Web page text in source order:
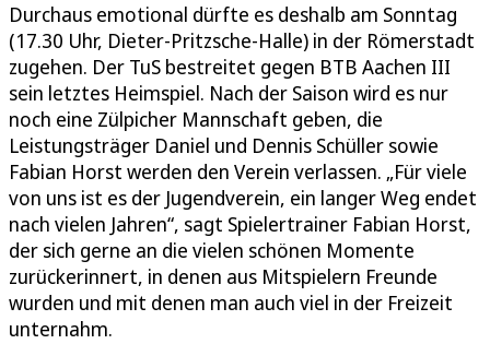
Durchaus emotional dürfte es deshalb am Sonntag
(17.30 Uhr, Dieter-Pritzsche-Halle) in der Römerstadt
zugehen. Der TuS bestreitet gegen BTB Aachen III
sein letztes Heimspiel. Nach der Saison wird es nur
noch eine Zülpicher Mannschaft geben, die
Leistungsträger Daniel und Dennis Schüller sowie
Fabian Horst werden den Verein verlassen. „Für viele
von uns ist es der Jugendverein, ein langer Weg endet
nach vielen Jahren“, sagt Spielertrainer Fabian Horst,
der sich gerne an die vielen schönen Momente
zurückerinnert, in denen aus Mitspielern Freunde
wurden und mit denen man auch viel in der Freizeit
unternahm.